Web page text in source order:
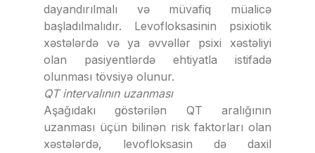
dayandırılmalı və müvafiq müalicə
başladılmalıdır. Levofloksasinin psixiotik
xəstələrdə və ya əvvəllər psixi xəstəliyi
olan pasiyentlərdə ehtiyatla istifadə
olunması tövsiyə olunur.
QT intervalının uzanması
Aşağıdakı göstərilən QT aralığının
uzanması üçün bilinən risk faktorları olan
xəstələrdə, levofloksasin də daxil